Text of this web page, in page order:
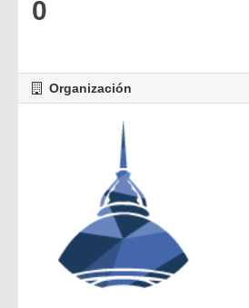
0
Organización